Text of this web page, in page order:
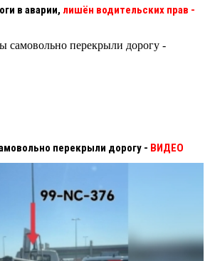
в аварии, лишён водительских прав -
перекрыли дорогу - ВИДЕО